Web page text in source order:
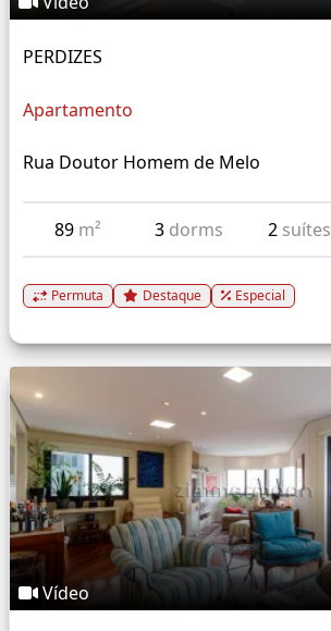
PERDIZES
Apartamento
Rua Doutor Homem de Melo
89 m² 3 dorms 2 suítes
Permuta Destaque Especial
Vídeo